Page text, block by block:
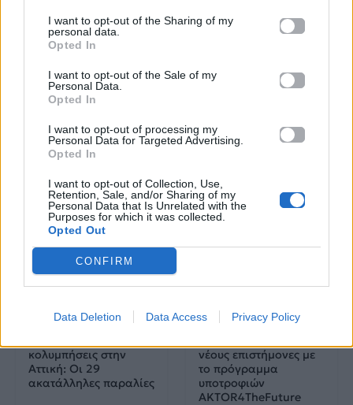
I want to opt-out of the Sharing of my
personal data.
Opted In
I want to opt-out of the Sale of my
Personal Data.
Opted In
I want to opt-out of processing my
Personal Data for Targeted Advertising.
Opted In
I want to opt-out of Collection, Use,
Retention, Sale, and/or Sharing of my
Personal Data that Is Unrelated with the
Purposes for which it was collected.
Opted Out
CONFIRM
Data Deletion Data Access Privacy Policy
News
Στην κορυφή των
βαθμολογιών η
Λαρισαία Ιωάννα
μόρια
Corporate News
προνοιακές παροχές!
κολυμπήσεις στην
Αττική: Οι 29
ακατάλληλες παραλίες
νέους επιστήμονες με
το πρόγραμμα
υποτροφιών
AKTOR4TheFuture